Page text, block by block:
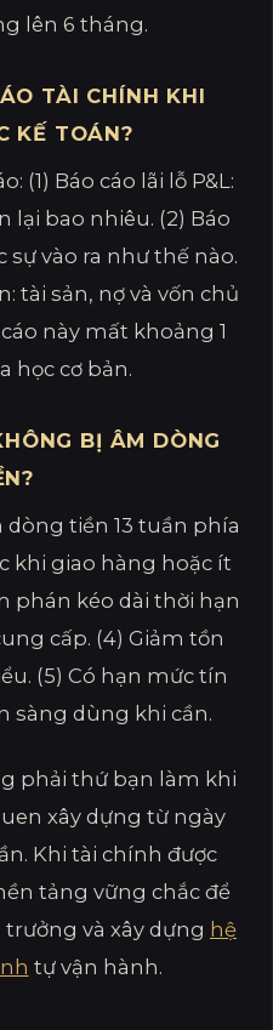
lên 6 tháng.
TÀI CHÍNH KHI
KẾ TOÁN?
(1) Báo cáo lãi lỗ P&L:
lại bao nhiêu. (2) Báo
vào ra như thế nào.
tài sản, nợ và vốn chủ
này mất khoảng 1
học cơ bản.
BỊ ÂM DÒNG
dòng tiền 13 tuần phía
khi giao hàng hoặc ít
phán kéo dài thời hạn
cấp. (4) Giảm tồn
(5) Có hạn mức tín
sàng dùng khi cần.
phải thứ bạn làm khi
xây dựng từ ngày
Khi tài chính được
tảng vững chắc để
và xây dựng hệ
tự vận hành.